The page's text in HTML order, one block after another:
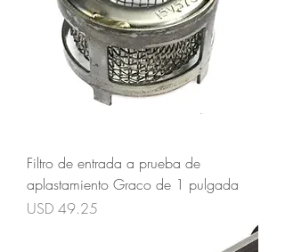
Filtro de entrada a prueba de
aplastamiento Graco de 1 pulgada
Precio
USD 49.25